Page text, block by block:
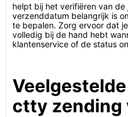
helpt bij het verifiëren van
verzenddatum belangrijk is
te bepalen. Zorg ervoor dat
volledig bij de hand hebt
klantenservice of de status
ctty zending